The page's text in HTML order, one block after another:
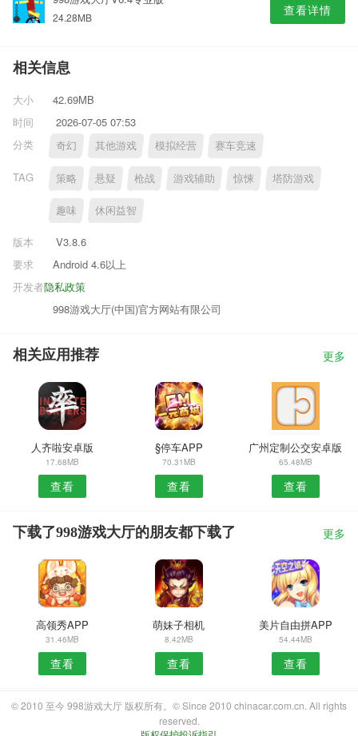
24.28MB 查看详情
相关信息
大小
42.69MB
时间
2026-07-05 07:53
分类
奇幻 其他游戏 模拟经营 赛车竞速
TAG 策略 悬疑 枪战 游戏辅助 惊悚 塔防游戏
趣味 休闲益智
版本
V3.8.6
要求
Android 4.6以上
隐私政策
开发者
998游戏大厅(中国)官方网站有限公司
相关应用推荐 更多
人齐啦安卓版
17.68MB
查看
§停车APP
70.31MB
查看
广州定制公交安卓版
65.48MB
查看
下载了998游戏大厅的朋友都下载了 更多
高领秀APP
31.46MB
查看
萌妹子相机
8.42MB
查看
美片自由拼APP
54.44MB
查看
© 2010 至今 998游戏大厅 版权所有。© Since 2010 chinacar.com.cn. All rights
reserved.